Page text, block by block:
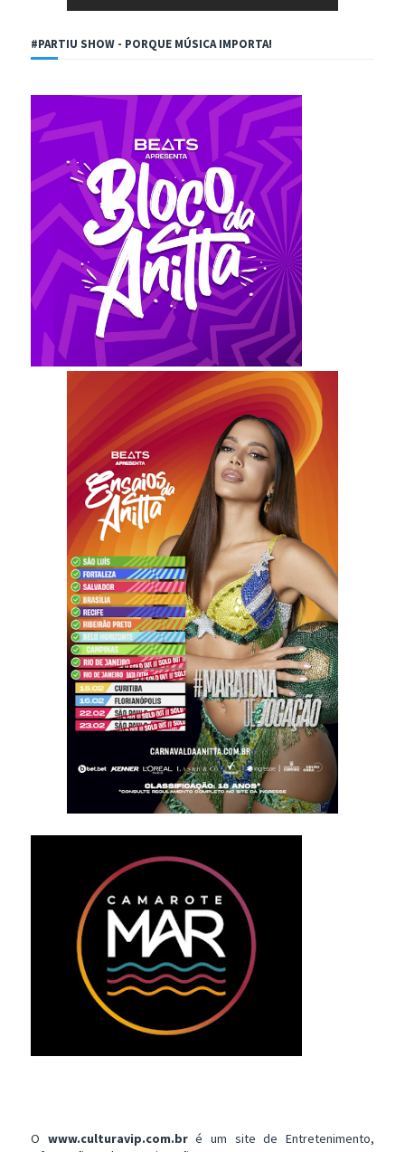
#PARTIU SHOW - PORQUE MÚSICA IMPORTA!
O www.culturavip.com.bré um site de Entretenimento,